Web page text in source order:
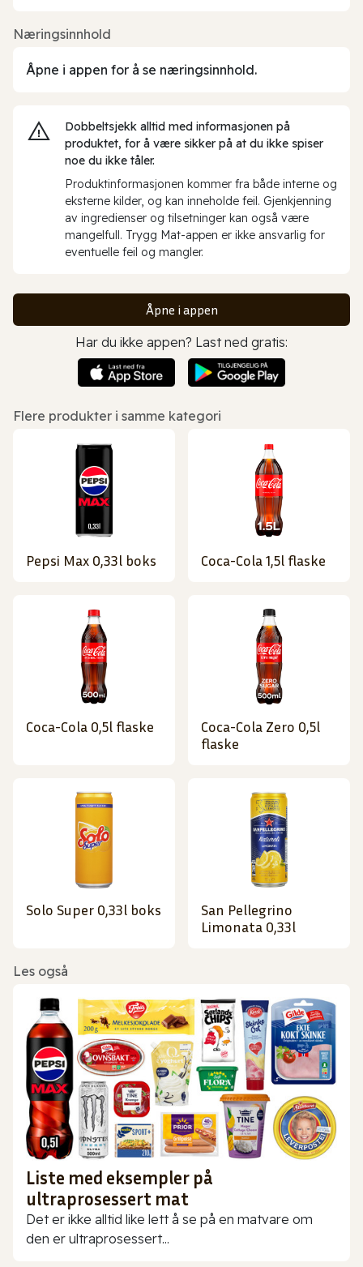
Næringsinnhold
Åpne i appen for å se næringsinnhold.
Dobbeltsjekk alltid med informasjonen på
produktet, for å være sikker på at du ikke spiser
noe du ikke tåler.
Produktinformasjonen kommer fra både interne og
eksterne kilder, og kan inneholde feil. Gjenkjenning
av ingredienser og tilsetninger kan også være
mangelfull. Trygg Mat-appen er ikke ansvarlig for
eventuelle feil og mangler.
Åpne i appen
Har du ikke appen? Last ned gratis:
Flere produkter i samme kategori
Pepsi Max 0,33l boks Coca-Cola 1,5l flaske
Coca-Cola 0,5l flaske
Coca-Cola Zero 0,5l
flaske
Solo Super 0,33l boks
San Pellegrino
Limonata 0,33l
Les også
Liste med eksempler på
ultraprosessert mat
Det er ikke alltid like lett å se på en matvare om
den er ultraprosessert...